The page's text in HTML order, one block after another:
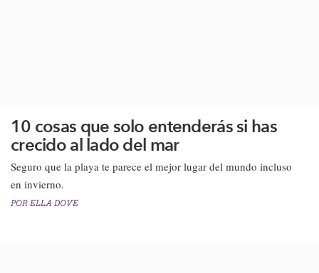
10 cosas que solo entenderás si has
crecido al lado del mar
Seguro que la playa te parece el mejor lugar del mundo incluso
en invierno.
POR ELLA DOVE